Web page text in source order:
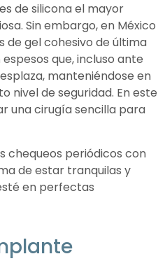
de silicona el mayor
Sin embargo, en México
gel cohesivo de última
que, incluso ante
manteniéndose en
nivel de seguridad. En este
una cirugía sencilla para
chequeos periódicos con
de estar tranquilas y
en perfectas